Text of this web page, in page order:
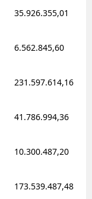
35.926.355,01
6.562.845,60
231.597.614,16
41.786.994,36
10.300.487,20
173.539.487,48